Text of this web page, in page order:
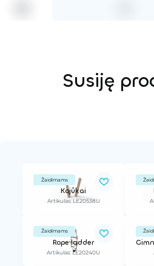
Susiję
Žaidimams
Kojūkai
Artikulas: LE20538U
Žaidimams
Rope ladder
Artikulas: LE20240U